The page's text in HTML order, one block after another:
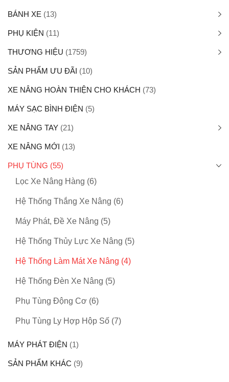
BÁNH XE (13)
PHỤ KIỆN (11)
THƯƠNG HIỆU (1759)
SẢN PHẨM ƯU ĐÃI (10)
XE NÂNG HOÀN THIỆN CHO KHÁCH (73)
MÁY SẠC BÌNH ĐIỆN (5)
XE NÂNG TAY (21)
XE NÂNG MỚI (13)
PHỤ TÙNG (55)
Lọc Xe Nâng Hàng (6)
Hệ Thống Thắng Xe Nâng (6)
Máy Phát, Đề Xe Nâng (5)
Hệ Thống Thủy Lực Xe Nâng (5)
Hệ Thống Làm Mát Xe Nâng (4)
Hệ Thống Đèn Xe Nâng (5)
Phụ Tùng Động Cơ (6)
Phụ Tùng Ly Hợp Hộp Số (7)
MÁY PHÁT ĐIỆN (1)
SẢN PHẨM KHÁC (9)